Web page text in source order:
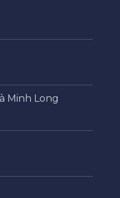
Minh Long